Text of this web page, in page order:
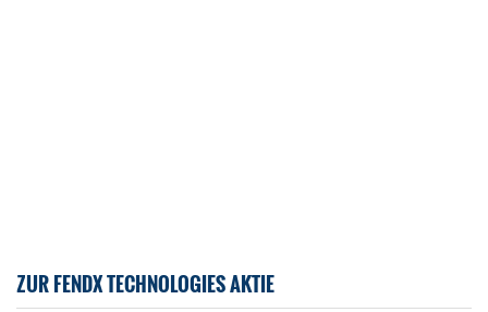
ZUR FENDX TECHNOLOGIES AKTIE